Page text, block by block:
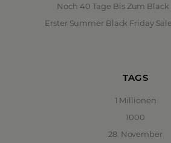
Noch 40 Tage Bis Zum Black
Erster Summer Black Friday
TAGS
1 Millionen
1000
28. November